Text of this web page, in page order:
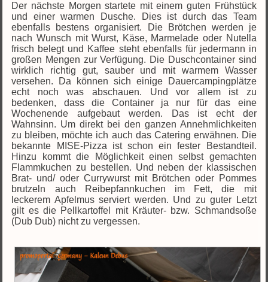
Der nächste Morgen startete mit einem guten Frühstück
und einer warmen Dusche. Dies ist durch das Team
ebenfalls bestens organisiert. Die Brötchen werden je
nach Wunsch mit Wurst, Käse, Marmelade oder Nutella
frisch belegt und Kaffee steht ebenfalls für jedermann in
großen Mengen zur Verfügung. Die Duschcontainer sind
wirklich richtig gut, sauber und mit warmem Wasser
versehen. Da können sich einige Dauercampingplätze
echt noch was abschauen. Und vor allem ist zu
bedenken, dass die Container ja nur für das eine
Wochenende aufgebaut werden. Das ist echt der
Wahnsinn. Um direkt bei den ganzen Annehmlichkeiten
zu bleiben, möchte ich auch das Catering erwähnen. Die
bekannte MISE-Pizza ist schon ein fester Bestandteil.
Hinzu kommt die Möglichkeit einen selbst gemachten
Flammkuchen zu bestellen. Und neben der klassischen
Brat- und/ oder Currywurst mit Brötchen oder Pommes
brutzeln auch Reibepfannkuchen im Fett, die mit
leckerem Apfelmus serviert werden. Und zu guter Letzt
gilt es die Pellkartoffel mit Kräuter- bzw. Schmandsoße
(Dub Dub) nicht zu vergessen.